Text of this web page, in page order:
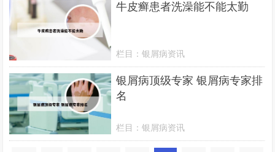
牛皮癣患者洗澡能不能太勤
栏目：银屑病资讯
银屑病顶级专家 银屑病专家排
名
栏目：银屑病资讯